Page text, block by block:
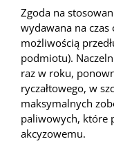
Zgoda na
wydawana na czas
możliwością
podmiotu).
raz w roku,
ryczałtowego, w
maksymalnych
paliwowych, które
akcyzowemu.